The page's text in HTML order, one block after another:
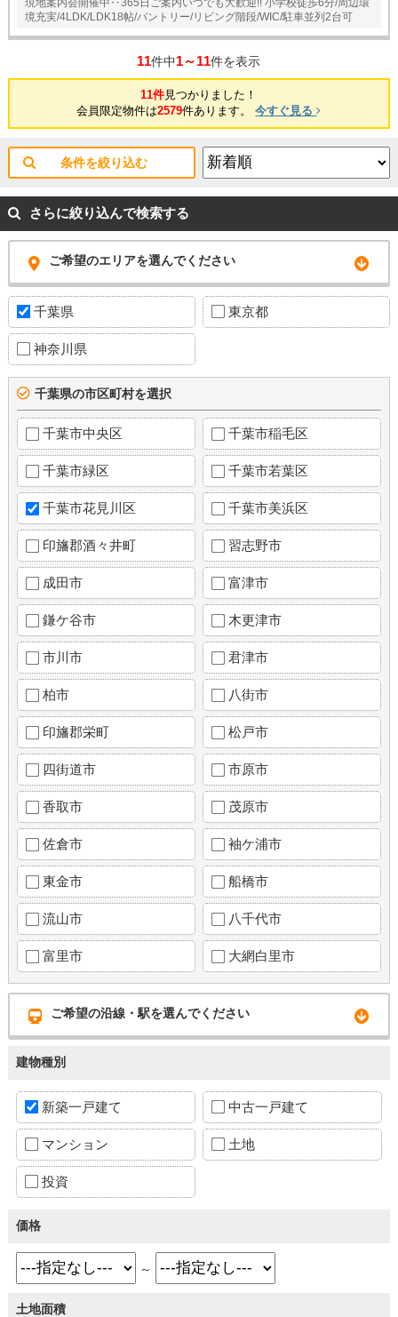
現地案内会開催中‥365日ご案内いつでも大歓迎!! 小学校徒歩6分/周辺環
境充実/4LDK/LDK18帖/パントリー/リビング階段/WIC/駐車並列2台可
11件中1～11件を表示
11件見つかりました！
会員限定物件は2579件あります。今すぐ見る
条件を絞り込む
さらに絞り込んで検索する
ご希望のエリアを選んでください
千葉県 東京都
神奈川県
千葉県の市区町村を選択
千葉市中央区 千葉市稲毛区
千葉市緑区 千葉市若葉区
千葉市花見川区 千葉市美浜区
印旛郡酒々井町 習志野市
成田市 富津市
鎌ケ谷市 木更津市
市川市 君津市
柏市 八街市
印旛郡栄町 松戸市
四街道市 市原市
香取市 茂原市
佐倉市 袖ケ浦市
東金市 船橋市
流山市 八千代市
富里市 大網白里市
ご希望の沿線・駅を選んでください
建物種別
新築一戸建て 中古一戸建て
マンション 土地
投資
価格
～
土地面積